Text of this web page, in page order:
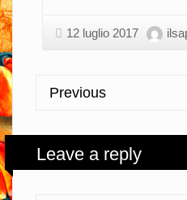
12 luglio 2017
Previous
Leave a reply